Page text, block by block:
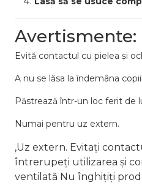
Avertismente:
Evită contactul cu pielea și
A nu se lăsa la îndemâna
Păstrează într-un loc ferit de
Numai pentru uz extern.
,Uz extern. Evitați
întrerupeți utilizarea și
ventilată Nu înghițiți